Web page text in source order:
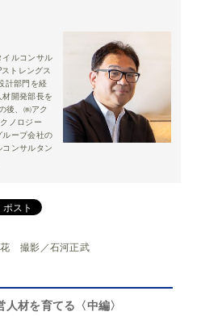
ルコンサル
トレングス
計部門を経
開発部長を
後、㈱アク
ノロジー
ループ会社の
ンサルタン
撮影／石河正武
材を育てる〈中編〉